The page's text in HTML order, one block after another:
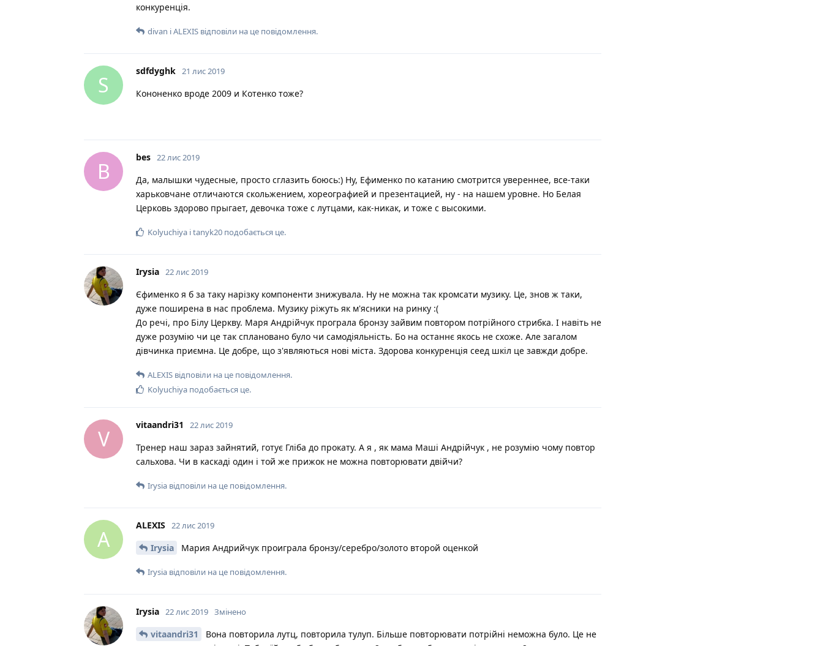
конкуренція.
divan іALEXIS відповіли на це повідомлення.
S
sdfdyghk 21 лис 2019
Кононенко вроде 2009 и Котенко тоже?
B
bes 22 лис 2019
Да, малышки чудесные, просто сглазить боюсь:) Ну, Ефименко по катанию смотрится увереннее, все-таки
харьковчане отличаются скольжением, хореографией и презентацией, ну - на нашем уровне. Но Белая
Церковь здорово прыгает, девочка тоже с лутцами, как-никак, и тоже с высокими.
Kolyuchiya іtanyk20 подобається це.
Irysia 22 лис 2019
Єфименко я б за таку нарізку компоненти знижувала. Ну не можна так кромсати музику. Це, знов ж таки,
дуже поширена в нас проблема. Музику ріжуть як м'ясники на ринку :(
До речі, про Білу Церкву. Маря Андрійчук програла бронзу зайвим повтором потрійного стрибка. І навіть не
дуже розумію чи це так сплановано було чи самодіяльність. Бо на останнє якось не схоже. Але загалом
дівчинка приємна. Це добре, що з'являються нові міста. Здорова конкуренція сеед шкіл це завжди добре.
ALEXIS відповіли на це повідомлення.
Kolyuchiya подобається це.
V
vitaandri31 22 лис 2019
Тренер наш зараз зайнятий, готує Гліба до прокату. А я , як мама Маші Андрійчук , не розумію чому повтор
сальхова. Чи в каскаді один і той же прижок не можна повторювати двійчи?
Irysia відповіли на це повідомлення.
A
ALEXIS 22 лис 2019
Irysia Мария Андрийчук проиграла бронзу/серебро/золото второй оценкой
Irysia відповіли на це повідомлення.
Irysia 22 лис 2019 Змінено
vitaandri31
Вона повторила лутц, повторила тулуп. Більше повторювати потрійні неможна було. Це не